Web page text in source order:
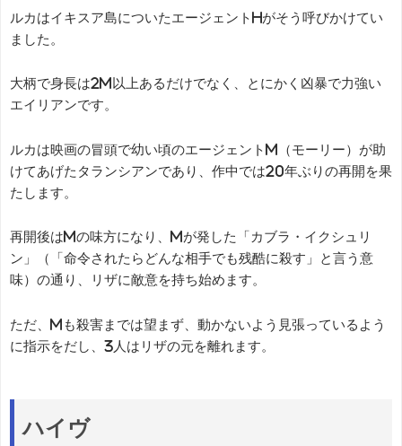
ルカはイキスア島についたエージェントHがそう呼びかけてい
ました。
大柄で身長は2m以上あるだけでなく、とにかく凶暴で力強い
エイリアンです。
ルカは映画の冒頭で幼い頃のエージェントM（モーリー）が助
けてあげたタランシアンであり、作中では20年ぶりの再開を果
たします。
再開後はMの味方になり、Mが発した「カブラ・イクシュリ
ン」（「命令されたらどんな相手でも残酷に殺す」と言う意
味）の通り、リザに敵意を持ち始めます。
ただ、Mも殺害までは望まず、動かないよう見張っているよう
に指示をだし、3人はリザの元を離れます。
ハイヴ